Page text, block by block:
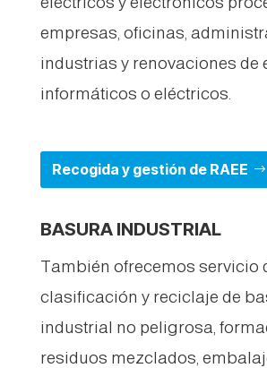
empresas, oficinas,
industrias y renovaciones de
informáticos o eléctricos.
Recogida y gestión de RAEE
BASURA INDUSTRIAL
También ofrecemos servicio
clasificación y reciclaje de
industrial no peligrosa,
residuos mezclados,